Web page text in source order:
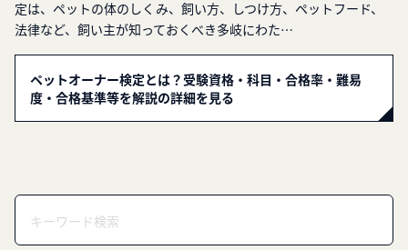
定は、ペットの体のしくみ、飼い方、しつけ方、ペットフード、
法律など、飼い主が知っておくべき多岐にわた…
ペットオーナー検定とは？受験資格・科目・合格率・難易
度・合格基準等を解説の詳細を見る